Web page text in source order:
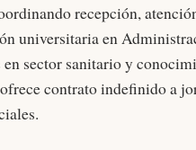
recepción,
universitaria en
sector sanitario y
contrato indefinido a